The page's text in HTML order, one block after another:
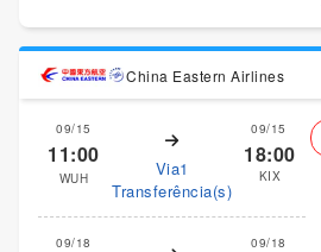
China Eastern Airlines
09/15
11:00
WUH
Via1
Transferência(s)
09/15
18:00
KIX
09/18 09/18